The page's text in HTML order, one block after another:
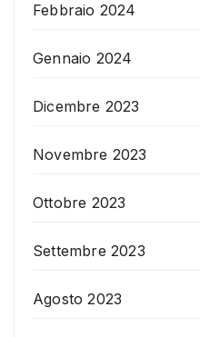
Febbraio 2024
Gennaio 2024
Dicembre 2023
Novembre 2023
Ottobre 2023
Settembre 2023
Agosto 2023